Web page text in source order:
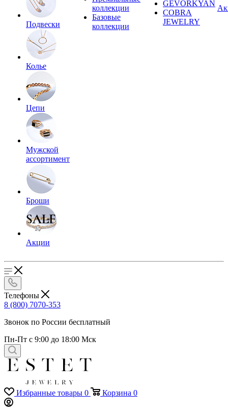
Подвески
Колье
Цепи
Мужской
ассортимент
Броши
Акции
коллекции
Базовые
коллекции
GEVORKYAN
COBRA
JEWELRY
Телефоны
8 (800) 7070-353
Звонок по России бесплатный
Пн-Пт с 9:00 до 18:00 Мск
Избранные товары 0 Корзина 0